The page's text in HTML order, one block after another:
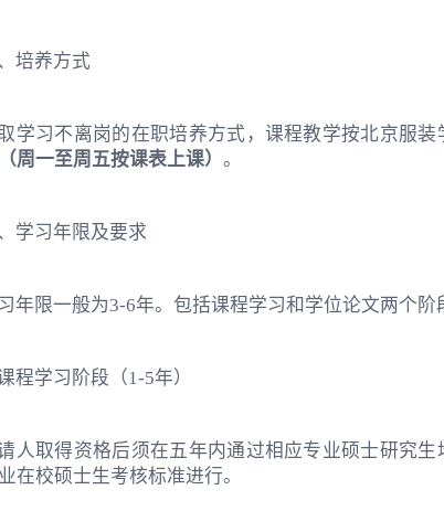
培养方式
学习不离岗的在职培养方式，课程教学按北京服
周一至周五按课表上课） 。
学习年限及要求
年限一般为3-6年。包括课程学习和学位论文两个阶
程学习阶段（1-5年）
人取得资格后须在五年内通过相应专业硕士研究
在校硕士生考核标准进行。